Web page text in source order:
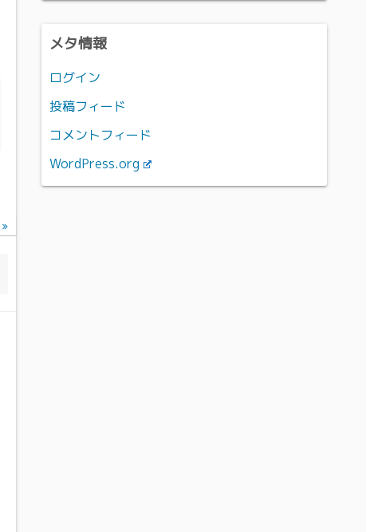
メタ情報
ログイン
投稿フィード
コメントフィード
WordPress.org